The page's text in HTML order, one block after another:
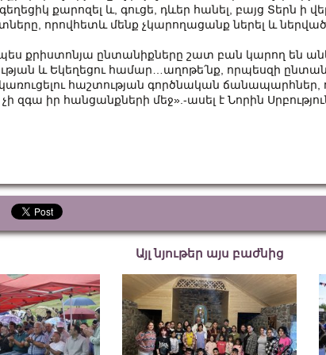
քարոզել և, գուցե, դևեր հանել, բայց Տերն ի
որովհետև մենք չկարողացանք ներել և ներված
քրիստոնյա ընտանիքները շատ բան կարող են
և Եկեղեցու համար…աղոթե՛նք, որպեսզի
հաշտության գործնական ճանապարհներ,
զգա իր հանցանքների մեջ».-ասել է Նորին
Այլ նյութեր այս բաժնից